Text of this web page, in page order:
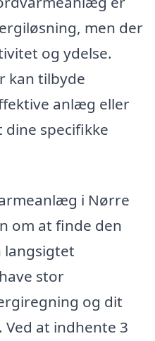
men der
og ydelse.
kan tilbyde
anlæg eller
specifikke
i Nørre
om at finde den
langsigtet
stor
og dit
at indhente 3